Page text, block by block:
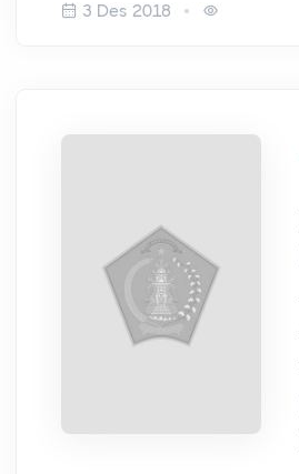
3 Des 2018